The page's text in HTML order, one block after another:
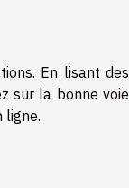
En lisant des
sur la bonne voie
ligne.